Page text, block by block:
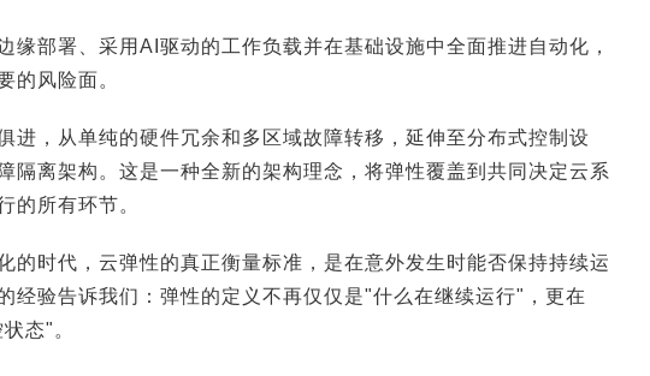
缘部署、采用AI驱动的工作负载并在基础设施中全面推进自动化，
的风险面。
进，从单纯的硬件冗余和多区域故障转移，延伸至分布式控制设
隔离架构。这是一种全新的架构理念，将弹性覆盖到共同决定云系
的所有环节。
的时代，云弹性的真正衡量标准，是在意外发生时能否保持持续运
经验告诉我们：弹性的定义不再仅仅是"什么在继续运行"，更在
态"。